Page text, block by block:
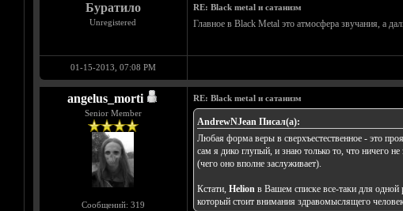
Буратило
Unregistered
RE: Black metal и сатанизм
Главное в Black Metal это атмосфера звучания, а
01-15-2013, 07:08 PM
angelus_morti
Senior Member
Сообщений: 319
RE: Black metal и сатанизм
AndrewNJean Писал(а):
Любая форма веры в сверхъестественное - это
сам я дико глупый, и знаю только то, что ничего
(чего оно вполне заслуживает).
Кстати, Helionв Вашем списке все-таки для одной
который стоит внимания здравомыслящего